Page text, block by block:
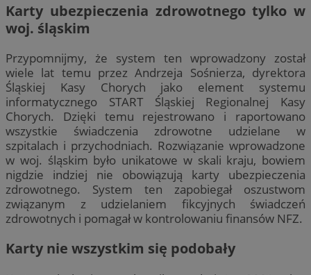
Karty ubezpieczenia zdrowotnego tylko w
woj. śląskim
Przypomnijmy, że system ten wprowadzony został
wiele lat temu przez Andrzeja Sośnierza, dyrektora
Śląskiej Kasy Chorych jako element systemu
informatycznego START Śląskiej Regionalnej Kasy
Chorych. Dzięki temu rejestrowano i raportowano
wszystkie świadczenia zdrowotne udzielane w
szpitalach i przychodniach. Rozwiązanie wprowadzone
w woj. śląskim było unikatowe w skali kraju, bowiem
nigdzie indziej nie obowiązują karty ubezpieczenia
zdrowotnego. System ten zapobiegał oszustwom
związanym z udzielaniem fikcyjnych świadczeń
zdrowotnych i pomagał w kontrolowaniu finansów NFZ.
Karty nie wszystkim się podobały